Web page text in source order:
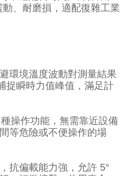
、耐磨損，適配復雜工業
環境溫度波動對測量結果
捉瞬時力值峰值，滿足計
操作功能，無需靠近設備
等危險或不便操作的場
抗偏載能力強，允許 5°